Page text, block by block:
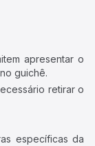
apresentar o
guichê.
retirar o
específicas da